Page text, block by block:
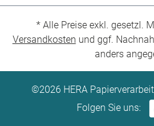
* Alle Preise exkl. gesetzl.
Versandkosten und ggf.
anders
©2026 HERA
Folgen Sie uns: